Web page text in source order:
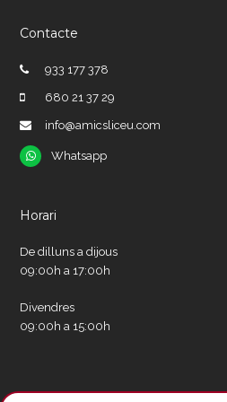
Contacte
933 177 378
680 21 37 29
info@amicsliceu.com
Whatsapp
Whatsapp
Horari
De dilluns a dijous
09:00h a 17:00h
Divendres
09:00h a 15:00h
Xarxes socials